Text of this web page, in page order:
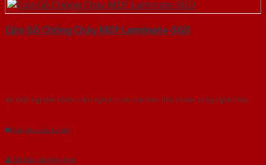
Cửa Gỗ Chống Cháy MDF Laminate-SGD
Với kinh nghiệm nhiêu năm nghiên cứu cửa theo tiêu chuẩn công nghệ Châu
Gửi yêu cầu tư vấn
Tải báo giá tổng hợp